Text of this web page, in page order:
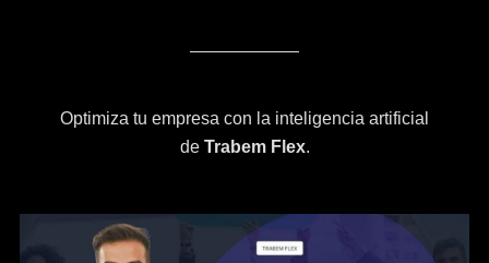
Optimiza tu empresa con la inteligencia artificial
de Trabem Flex.